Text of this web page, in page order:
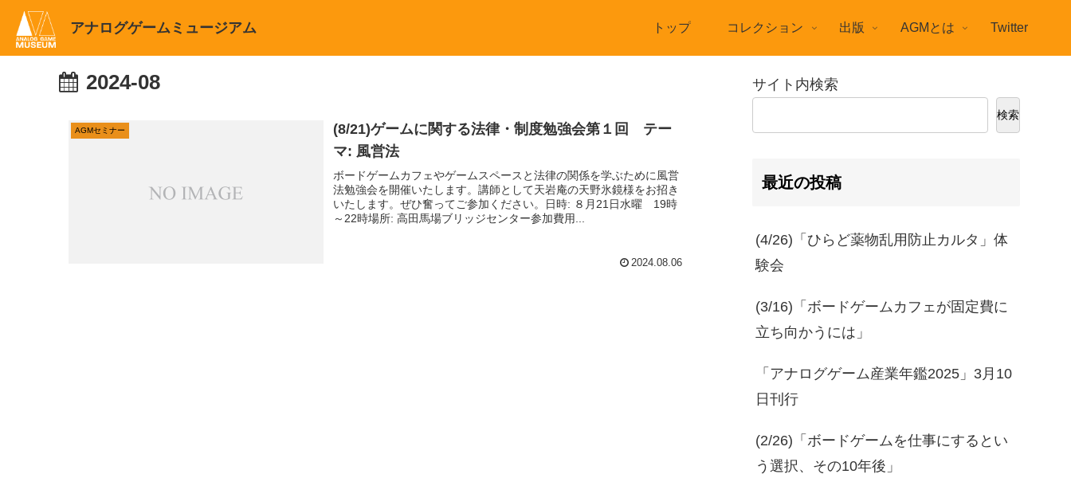
アナログゲームミュージアム トップ コレクション 出版 AGMとは Twitter
2024-08
AGMセミナー
(8/21)ゲームに関する法律・制度勉強会第１回 テー
マ: 風営法
ボードゲームカフェやゲームスペースと法律の関係を学ぶために風営
法勉強会を開催いたします。講師として天岩庵の天野氷鏡様をお招き
いたします。ぜひ奮ってご参加ください。日時: ８月21日水曜 19時
～22時場所: 高田馬場ブリッジセンター参加費用...
2024.08.06
サイト内検索
検索
最近の投稿
(4/26)「ひらど薬物乱用防止カルタ」体
験会
(3/16)「ボードゲームカフェが固定費に
立ち向かうには」
「アナログゲーム産業年鑑2025」3月10
日刊行
(2/26)「ボードゲームを仕事にするとい
う選択、その10年後」